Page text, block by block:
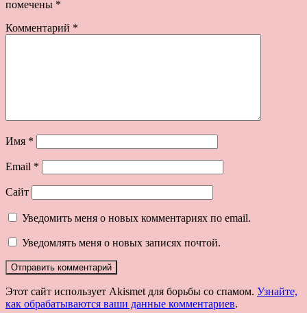
помечены *
Комментарий *
Имя *
Email *
Сайт
Уведомить меня о новых комментариях по email.
Уведомлять меня о новых записях почтой.
Этот сайт использует Akismet для борьбы со спамом. Узнайте,
как обрабатываются ваши данные комментариев.